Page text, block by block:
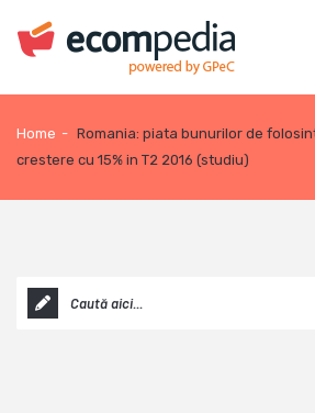
Home - Romania: piata bunurilor de
crestere cu 15% in T2 2016 (studiu)